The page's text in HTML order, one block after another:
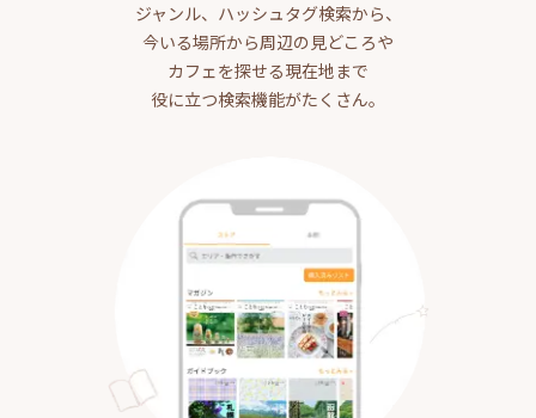
ジャンル、ハッシュタグ検索から、
今いる場所から周辺の見どころや
カフェを探せる現在地まで
役に立つ検索機能がたくさん。